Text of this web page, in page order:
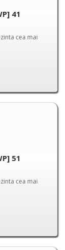
41
cea mai
51
cea mai